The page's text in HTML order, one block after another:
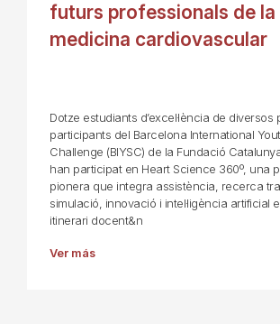
futurs professionals de la
medicina cardiovascular
Dotze estudiants d’excel·lència de diversos
participants del Barcelona International
Challenge (BIYSC) de la Fundació
han participat en Heart Science 360º, una
pionera que integra assistència, recerca
simulació, innovació i intel·ligència artificial
itinerari docent&n
Ver más